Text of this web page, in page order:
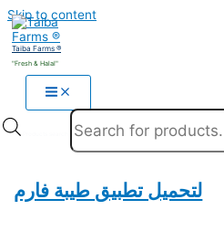
Skip to content
Taiba Farms ®
"Fresh & Halal"
لتحميل تطبيق طيبة فارم